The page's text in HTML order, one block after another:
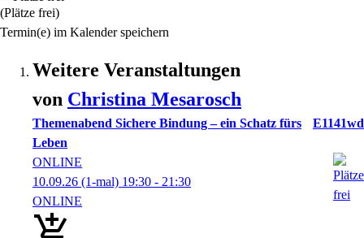
(Plätze frei)
Termin(e) im Kalender speichern
Weitere Veranstaltungen
von Christina Mesarosch
Themenabend Sichere Bindung – ein Schatz fürs
Leben
E1141wd
ONLINE
10.09.26 (1-mal) 19:30 - 21:30
ONLINE